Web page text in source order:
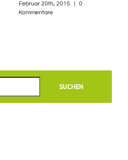
Februar 20th, 2015
0
Kommentare
SUCHEN